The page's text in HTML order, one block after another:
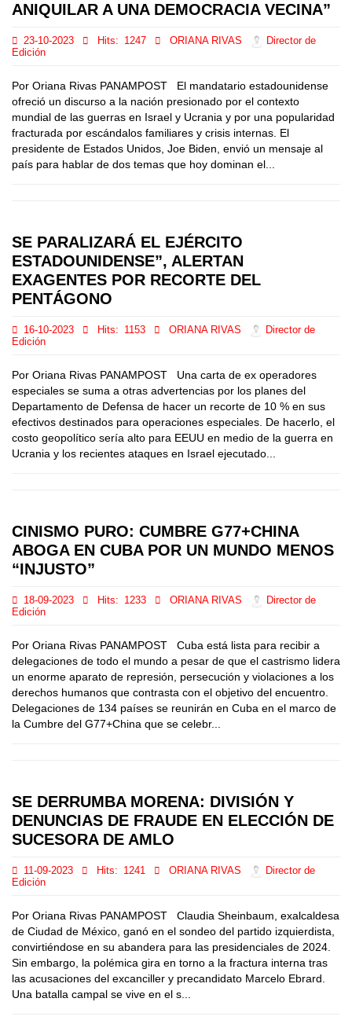
ANIQUILAR A UNA DEMOCRACIA VECINA”
23-10-2023 Hits: 1247 ORIANA RIVAS
Director de
Edición
Por Oriana Rivas PANAMPOST El mandatario estadounidense
ofreció un discurso a la nación presionado por el contexto
mundial de las guerras en Israel y Ucrania y por una popularidad
fracturada por escándalos familiares y crisis internas. El
presidente de Estados Unidos, Joe Biden, envió un mensaje al
país para hablar de dos temas que hoy dominan el...
SE PARALIZARÁ EL EJÉRCITO
ESTADOUNIDENSE”, ALERTAN
EXAGENTES POR RECORTE DEL
PENTÁGONO
16-10-2023 Hits: 1153 ORIANA RIVAS
Director de
Edición
Por Oriana Rivas PANAMPOST Una carta de ex operadores
especiales se suma a otras advertencias por los planes del
Departamento de Defensa de hacer un recorte de 10 % en sus
efectivos destinados para operaciones especiales. De hacerlo, el
costo geopolítico sería alto para EEUU en medio de la guerra en
Ucrania y los recientes ataques en Israel ejecutado...
CINISMO PURO: CUMBRE G77+CHINA
ABOGA EN CUBA POR UN MUNDO MENOS
“INJUSTO”
18-09-2023 Hits: 1233 ORIANA RIVAS
Director de
Edición
Por Oriana Rivas PANAMPOST Cuba está lista para recibir a
delegaciones de todo el mundo a pesar de que el castrismo lidera
un enorme aparato de represión, persecución y violaciones a los
derechos humanos que contrasta con el objetivo del encuentro.
Delegaciones de 134 países se reunirán en Cuba en el marco de
la Cumbre del G77+China que se celebr...
SE DERRUMBA MORENA: DIVISIÓN Y
DENUNCIAS DE FRAUDE EN ELECCIÓN DE
SUCESORA DE AMLO
11-09-2023 Hits: 1241 ORIANA RIVAS
Director de
Edición
Por Oriana Rivas PANAMPOST Claudia Sheinbaum, exalcaldesa
de Ciudad de México, ganó en el sondeo del partido izquierdista,
convirtiéndose en su abandera para las presidenciales de 2024.
Sin embargo, la polémica gira en torno a la fractura interna tras
las acusaciones del excanciller y precandidato Marcelo Ebrard.
Una batalla campal se vive en el s...